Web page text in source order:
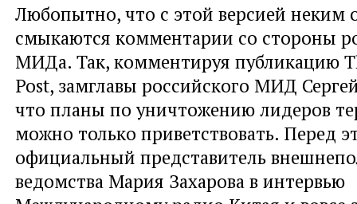
Любопытно, что с этой версией неким
смыкаются комментарии со стороны
МИДа. Так, комментируя публикацию
Post, замглавы российского МИД
что планы по уничтожению лидеров
можно только приветствовать. Перед
официальный представитель
ведомства Мария Захарова в интервью